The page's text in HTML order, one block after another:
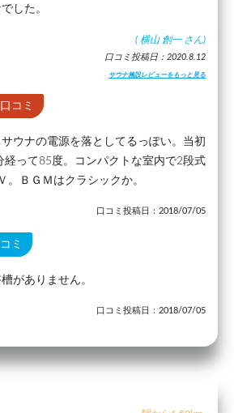
した。
( 横山 創一 さん)
口コミ投稿日：2020.8.12
サウナ施設レビューをもっと見る
コミ
ウナの電源を落としてるっぽい。当初
経って85度。コンパクトな室内で2段式
。ＢＧＭはクラシックか。
口コミ投稿日：2018/07/05
ミ
がありません。
口コミ投稿日：2018/07/05